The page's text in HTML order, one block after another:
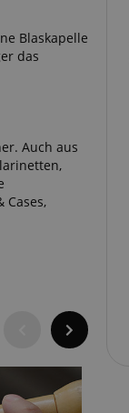
Blaskapelle
das
Auch aus
Cases,